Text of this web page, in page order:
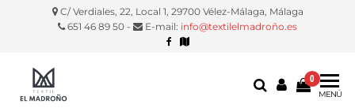
C/ Verdiales, 22, Local 1, 29700 Vélez-Málaga, Málaga
651 46 89 50 -
E-mail: info@textilelmadroño.es
0
MENÚ